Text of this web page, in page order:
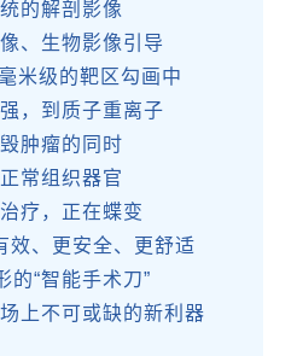
的解剖影像
、生物影像引导
米级的靶区勾画中
，到质子重离子
肿瘤的同时
常组织器官
疗，正在蝶变
效、更安全、更舒适
的“智能手术刀”
上不可或缺的新利器